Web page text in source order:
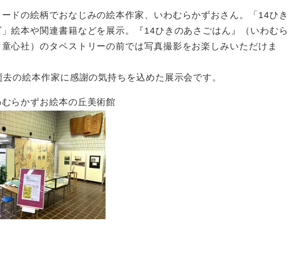
ードの絵柄でおなじみの絵本作家、いわむらかずおさん。「14ひき
絵本や関連書籍などを展示。『14ひきのあさごはん』（いわむら
心社）のタペストリーの前では写真撮影をお楽しみいただけま
の絵本作家に感謝の気持ちを込めた展示会です。
らかずお絵本の丘美術館